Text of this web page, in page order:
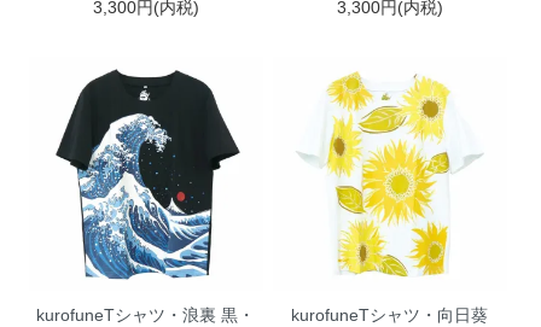
3,300円(内税) 3,300円(内税)
kurofuneTシャツ・浪裏 黒・
kurofuneTシャツ・向日葵